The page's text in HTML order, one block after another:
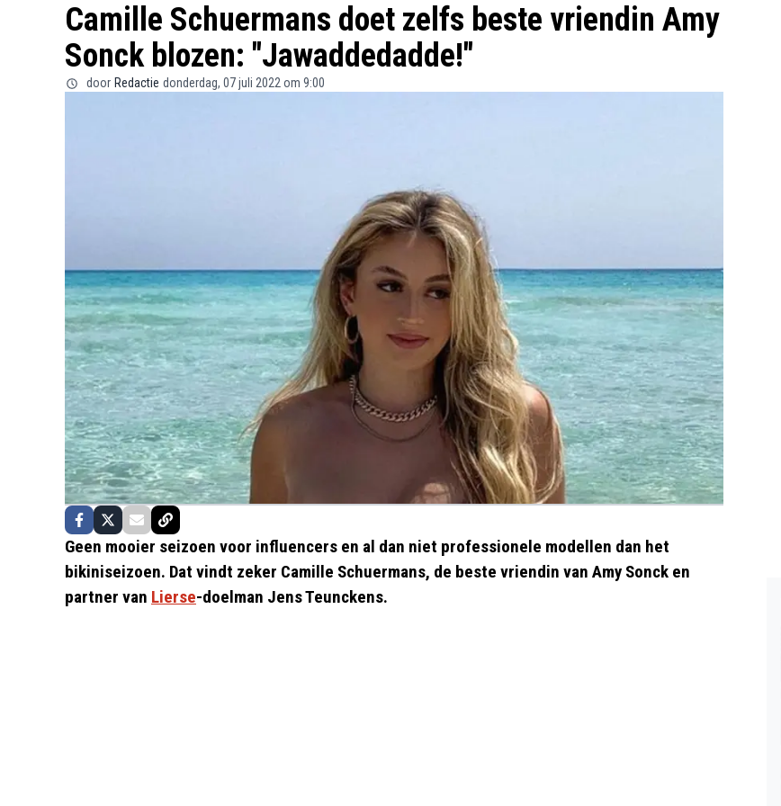
Camille Schuermans doet zelfs beste vriendin Amy
Sonck blozen: "Jawaddedadde!"
door Redactie donderdag, 07 juli 2022 om 9:00
Geen mooier seizoen voor influencers en al dan niet professionele modellen dan het
bikiniseizoen. Dat vindt zeker Camille Schuermans, de beste vriendin van Amy Sonck en
partner van Lierse-doelman Jens Teunckens.